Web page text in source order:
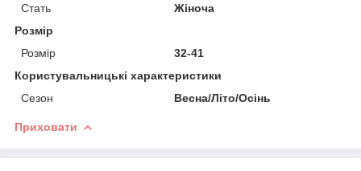
Стать
Жіноча
Розмір
Розмір
32-41
Користувальницькі характеристики
Сезон
Весна/Літо/Осінь
Приховати